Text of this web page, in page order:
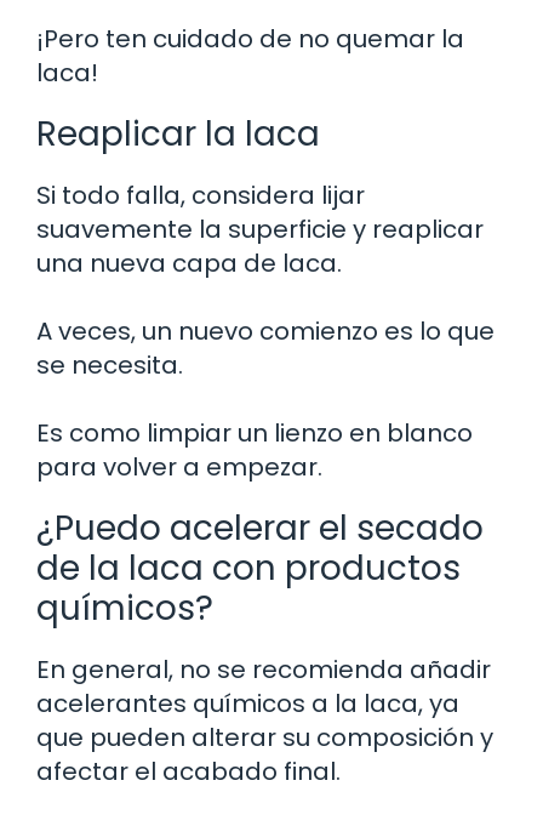
¡Pero ten cuidado de no quemar la
laca!
Reaplicar la laca
Si todo falla, considera lijar
suavemente la superficie y reaplicar
una nueva capa de laca.
A veces, un nuevo comienzo es lo que
se necesita.
Es como limpiar un lienzo en blanco
para volver a empezar.
¿Puedo acelerar el secado
de la laca con productos
químicos?
En general, no se recomienda añadir
acelerantes químicos a la laca, ya
que pueden alterar su composición y
afectar el acabado final.